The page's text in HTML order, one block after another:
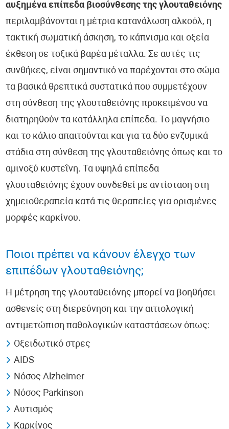
αυξημένα επίπεδα βιοσύνθεσης της γλουταθειόνης
περιλαμβάνονται η μέτρια κατανάλωση αλκοόλ, η
τακτική σωματική άσκηση, το κάπνισμα και οξεία
έκθεση σε τοξικά βαρέα μέταλλα. Σε αυτές τις
συνθήκες, είναι σημαντικό να παρέχονται στο σώμα
τα βασικά θρεπτικά συστατικά που συμμετέχουν
στη σύνθεση της γλουταθειόνης προκειμένου να
διατηρηθούν τα κατάλληλα επίπεδα. Το μαγνήσιο
και το κάλιο απαιτούνται και για τα δύο ενζυμικά
στάδια στη σύνθεση της γλουταθειόνης όπως και το
αμινοξύ κυστεΐνη. Τα υψηλά επίπεδα
γλουταθειόνης έχουν συνδεθεί με αντίσταση στη
χημειοθεραπεία κατά τις θεραπείες για ορισμένες
μορφές καρκίνου.
Ποιοι πρέπει να κάνουν έλεγχο των
επιπέδων γλουταθειόνης;
Η μέτρηση της γλουταθειόνης μπορεί να βοηθήσει
ασθενείς στη διερεύνηση και την αιτιολογική
αντιμετώπιση παθολογικών καταστάσεων όπως:
Οξειδωτικό στρες
AIDS
Νόσος Alzheimer
Νόσος Parkinson
Αυτισμός
Καρκίνος